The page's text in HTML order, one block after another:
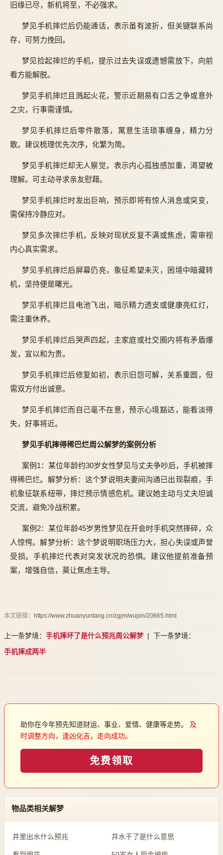
旧缘已尽，新机将至，不必强求。
梦见手机摔烂后仍能通话，表示虽有波折，但关键联系尚
存，可努力挽回。
梦见捡起摔烂的手机，提示过去失误或遗憾需放下，向前
看方能解脱。
梦见手机摔烂且溅起火花，警示近期易有口舌之争或意外
之灾，行事需谨慎。
梦见手机摔烂后零件散落，寓意生活琐事缠身，精力分
散。建议梳理优先次序，化繁为简。
梦见手机摔烂却无人察觉，表示内心孤独感加重，渴望被
理解。可主动寻求亲友慰藉。
梦见手机摔烂时发出巨响，预示即将有惊人消息或突变，
需保持冷静应对。
梦见多次摔烂手机，反映对现状反复不满或焦虑，需审视
内心真实需求。
梦见手机摔烂后屏幕仍亮，象征希望未灭，困境中暗藏转
机，坚持便是曙光。
梦见手机摔烂且电池飞出，暗示精力透支或健康亮红灯，
需注重休养。
梦见手机摔烂后哭声四起，主家庭或社交圈内将有矛盾爆
发，宜以和为贵。
梦见手机摔烂后修复如初，表示旧怨可解，关系重圆，但
需双方付出诚意。
梦见手机摔烂而自己毫不在意，预示心境豁达，能看淡得
失，好事将近。
梦见手机摔得稀巴烂周公解梦的案例分析
案例1：某位年龄约30岁女性梦见与丈夫争吵后，手机被摔
得稀巴烂。解梦分析：这个梦说明夫妻间沟通已出现裂痕，手
机象征联系纽带，摔烂预示情感危机。建议她主动与丈夫坦诚
交流，避免冷战积累。
案例2：某位年龄45岁男性梦见在开会时手机突然摔碎，众
人惊愕。解梦分析：这个梦说明职场压力大，担心失误或声誉
受损。手机摔烂代表对突发状况的恐惧。建议他提前准备预
案，增强自信，莫让焦虑主导。
本文链接： https://www.zhuanyuntang.cn/zgjm/wupin/20665.html
上一条梦境： 手机摔坏了是什么预兆周公解梦 | 下一条梦境：
手机摔成两半
助你在今年预先知道财运、事业、爱情、健康等走势。 及
时调整方向，逢凶化吉，走向成功。
免费领取
物品类相关解梦
井里出水什么预兆 井水干了是什么意思